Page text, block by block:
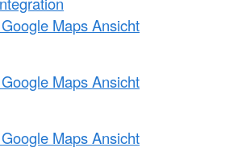
Maps Ansicht
Maps Ansicht
Maps Ansicht